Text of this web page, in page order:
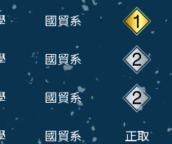
國貿系
國貿系
國貿系
國貿系 正取